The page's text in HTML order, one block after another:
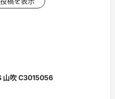
山吹 C3015056